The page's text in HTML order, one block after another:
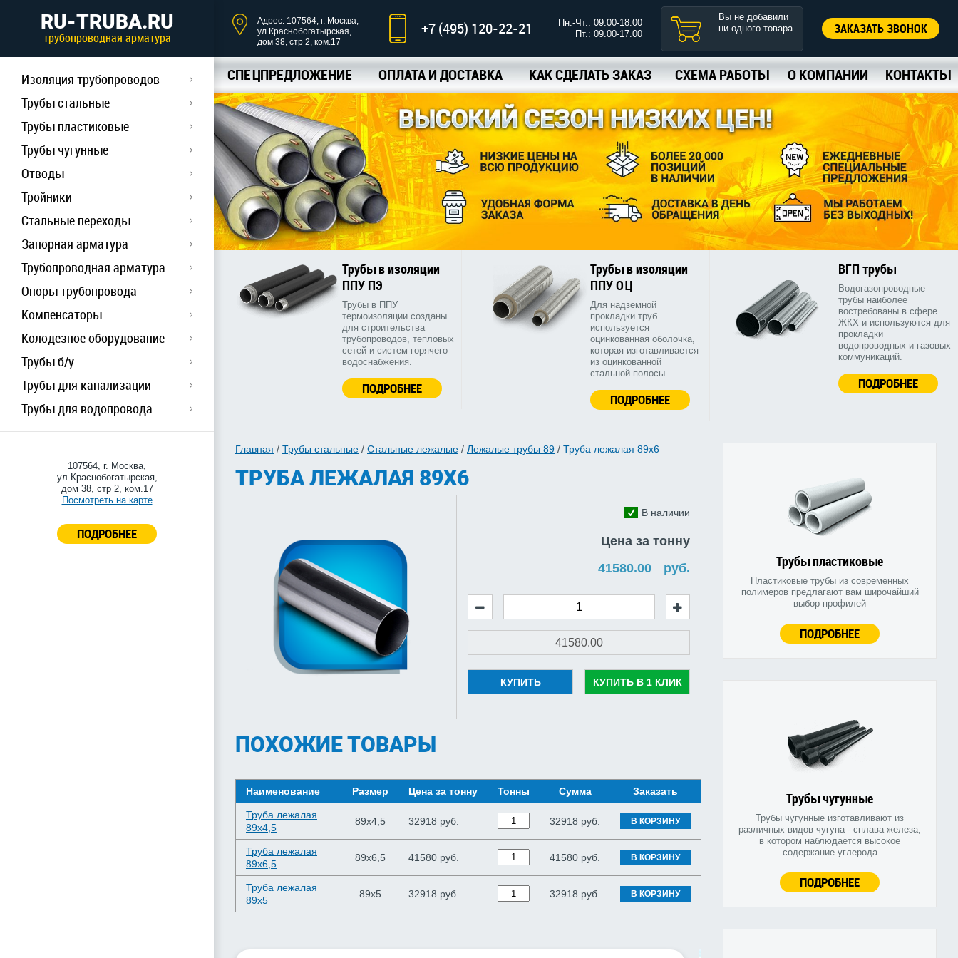
RU-TRUBA.RU
трубопроводная арматура
Изоляция трубопроводов
Трубы стальные
Трубы пластиковые
Трубы чугунные
Отводы
Тройники
Стальные переходы
Запорная арматура
Трубопроводная арматура
Опоры трубопровода
Компенсаторы
Колодезное оборудование
Трубы б/у
Трубы для канализации
Трубы для водопровода
107564, г. Москва,
ул.Краснобогатырская,
дом 38, стр 2, ком.17
Посмотреть на карте
ПОДРОБНЕЕ
Адрес: 107564, г. Москва,
ул.Краснобогатырская,
дом 38, стр 2, ком.17
+7 (495) 120-22-21
Пн.-Чт.: 09.00-18.00
Пт.: 09.00-17.00
Вы не добавили
ни одного товара
ЗАКАЗАТЬ ЗВОНОК
СПЕЦПРЕДЛОЖЕНИЕ ОПЛАТА И ДОСТАВКА КАК СДЕЛАТЬ ЗАКАЗ СХЕМА РАБОТЫ О КОМПАНИИ КОНТАКТЫ
Трубы в изоляции
ППУ ПЭ
Трубы в ППУ
термоизоляции созданы
для строительства
трубопроводов, тепловых
сетей и систем горячего
водоснабжения.
ПОДРОБНЕЕ
Трубы в изоляции
ППУ ОЦ
Для надземной
прокладки труб
используется
оцинкованная оболочка,
которая изготавливается
из оцинкованной
стальной полосы.
ПОДРОБНЕЕ
ВГП трубы
Водогазопроводные
трубы наиболее
востребованы в сфере
ЖКХ и используются для
прокладки
водопроводных и газовых
коммуникаций.
ПОДРОБНЕЕ
Трубы пластиковые
Пластиковые трубы из современных
полимеров предлагают вам широчайший
выбор профилей
ПОДРОБНЕЕ
Трубы чугунные
Трубы чугунные изготавливают из
различных видов чугуна - сплава железа,
в котором наблюдается высокое
содержание углерода
ПОДРОБНЕЕ
Главная / Трубы стальные / Стальные лежалые / Лежалые трубы 89 / Труба лежалая 89х6
ТРУБА ЛЕЖАЛАЯ 89Х6
В наличии
Цена за тонну
руб.
КУПИТЬ КУПИТЬ В 1 КЛИК
ПОХОЖИЕ ТОВАРЫ
Наименование Размер Цена за тонну Тонны Сумма Заказать
Труба лежалая
89х4,5
89х4,5 32918 руб. 32918 руб. В КОРЗИНУ
Труба лежалая
89х6,5
89х6,5 41580 руб. 41580 руб. В КОРЗИНУ
Труба лежалая
89х5
89х5 32918 руб. 32918 руб. В КОРЗИНУ